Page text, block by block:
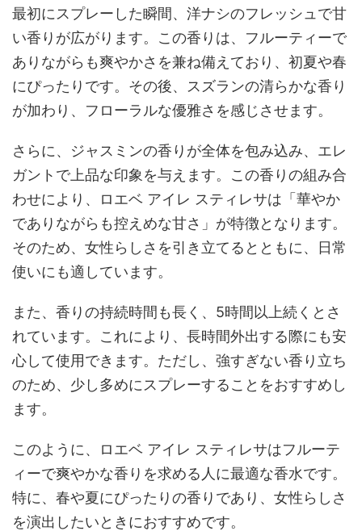
最初にスプレーした瞬間、洋ナシのフレッシュで甘
い香りが広がります。この香りは、フルーティーで
ありながらも爽やかさを兼ね備えており、初夏や春
にぴったりです。その後、スズランの清らかな香り
が加わり、フローラルな優雅さを感じさせます。
さらに、ジャスミンの香りが全体を包み込み、エレ
ガントで上品な印象を与えます。この香りの組み合
わせにより、ロエベ アイレ スティレサは「華やか
でありながらも控えめな甘さ」が特徴となります。
そのため、女性らしさを引き立てるとともに、日常
使いにも適しています。
また、香りの持続時間も長く、5時間以上続くとさ
れています。これにより、長時間外出する際にも安
心して使用できます。ただし、強すぎない香り立ち
のため、少し多めにスプレーすることをおすすめし
ます。
このように、ロエベ アイレ スティレサはフルーテ
ィーで爽やかな香りを求める人に最適な香水です。
特に、春や夏にぴったりの香りであり、女性らしさ
を演出したいときにおすすめです。